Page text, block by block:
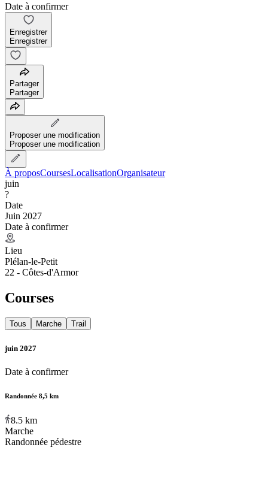
Date à confirmer
Enregistrer
Enregistrer
Partager
Partager
Proposer une modification
Proposer une modification
À proposCoursesLocalisationOrganisateur
juin
?
Date
Juin 2027
Date à confirmer
Lieu
Plélan-le-Petit
22 - Côtes-d'Armor
Courses
Tous Marche Trail
juin 2027
Date à confirmer
Randonnée 8,5 km
8.5 km
Marche
Randonnée pédestre